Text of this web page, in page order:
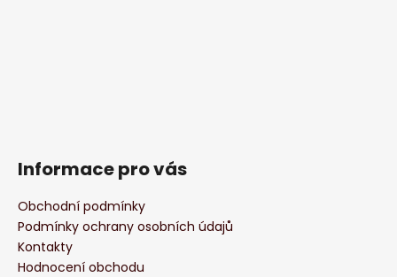
Informace pro vás
Obchodní podmínky
Podmínky ochrany osobních údajů
Kontakty
Hodnocení obchodu